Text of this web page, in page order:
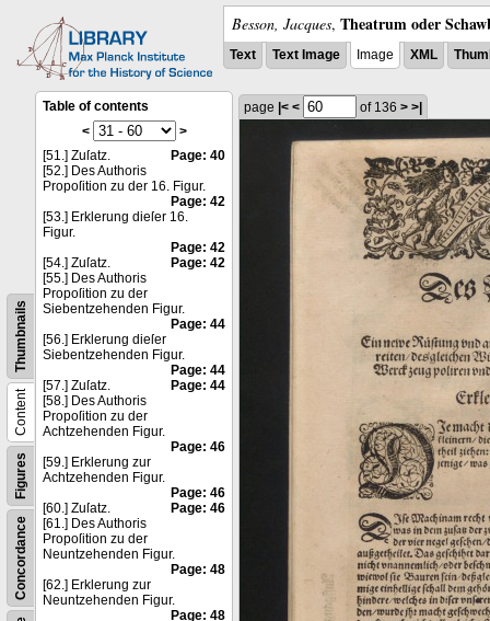
Besson, Jacques, Theatrum oder
Text Text Image Image XML
Concordance
Figures
Content
Thumbnails
Table of contents
<
>
[51.] Zuſatz.
Page: 40
[52.] Des Authoris
Propoſition zu der 16. Figur.
Page: 42
[53.] Erklerung dieſer 16.
Figur.
Page: 42
[54.] Zuſatz.
Page: 42
[55.] Des Authoris
Propoſition zu der
Siebentzehenden Figur.
Page: 44
[56.] Erklerung dieſer
Siebentzehenden Figur.
Page: 44
[57.] Zuſatz.
Page: 44
[58.] Des Authoris
Propoſition zu der
Achtzehenden Figur.
Page: 46
[59.] Erklerung zur
Achtzehenden Figur.
Page: 46
[60.] Zuſatz.
Page: 46
[61.] Des Authoris
Propoſition zu der
Neuntzehenden Figur.
Page: 48
[62.] Erklerung zur
Neuntzehenden Figur.
Page: 48
page |< < of 136 > >|